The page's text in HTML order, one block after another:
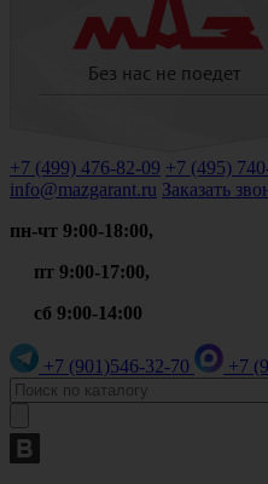
+7 (499) 476-82-09 +7 (495)
info@mazgarant.ru Заказать
пн-чт 9:00-18:00,
пт 9:00-17:00,
сб 9:00-14:00
+7 (901)546-32-70 +7